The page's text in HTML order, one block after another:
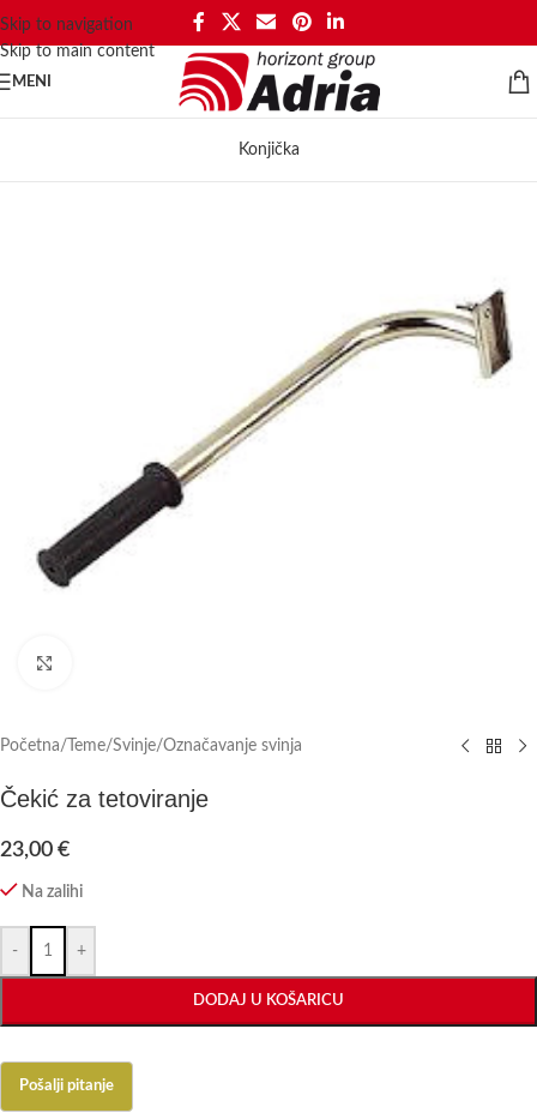
Skip to navigation
Skip to main content
MENI
Konjička
Početna/ Teme/Svinje/Označavanje svinja
Čekić za tetoviranje
23,00 €
Na zalihi
- +
DODAJ U KOŠARICU